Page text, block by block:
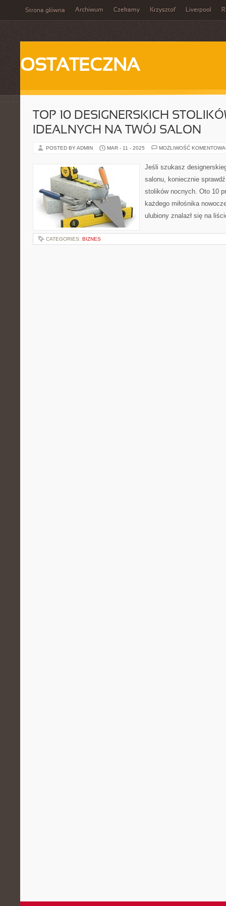
Strona główna Archiwum Czekamy Krzysztof Liverpool
OSTATECZNA
TOP 10 DESIGNERSKICH
IDEALNYCH NA TWÓJ SALON
POSTED BY ADMIN MAR - 11 - 2025 MOŻLIWOŚĆ
Jeśli szukasz
salonu, koniecznie
stolików nocnych. Oto 10
każdego miłośnika
ulubiony znalazł się na
CATEGORIES: BIZNES